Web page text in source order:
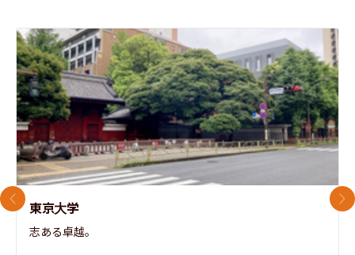
東京大学
志ある卓越。
前のスライド 次